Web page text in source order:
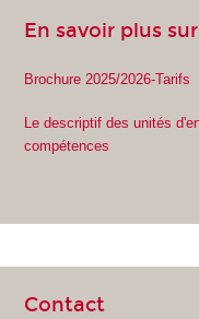
En savoir plus
Brochure 2025/2026-Tarifs
Le descriptif des unités
compétences
Contact